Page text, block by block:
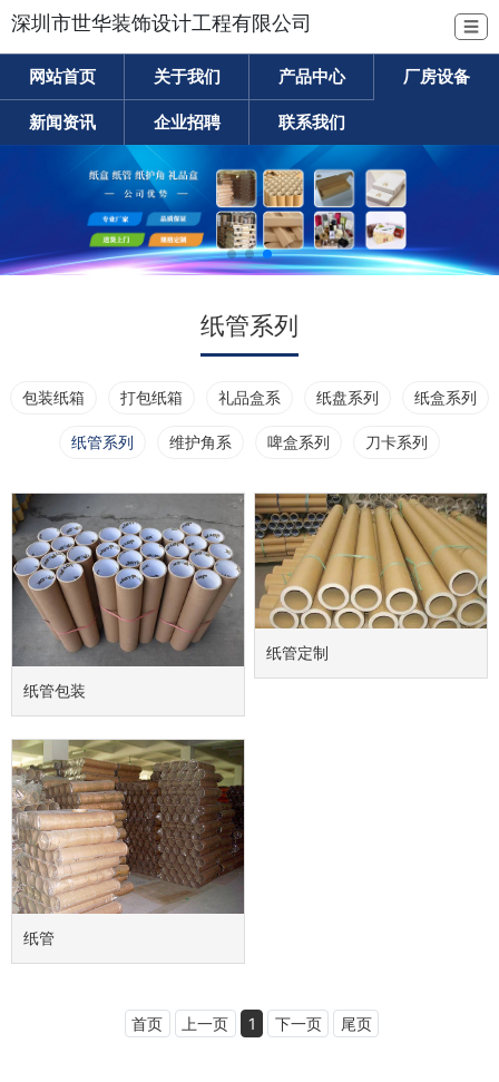
深圳市世华装饰设计工程有限公司 ☰
网站首页 关于我们 产品中心 厂房设备
新闻资讯 企业招聘 联系我们
纸管系列
包装纸箱 打包纸箱 礼品盒系 纸盘系列 纸盒系列
纸管系列 维护角系 啤盒系列 刀卡系列
纸管包装
纸管定制
纸管
首页 上一页 1 下一页 尾页